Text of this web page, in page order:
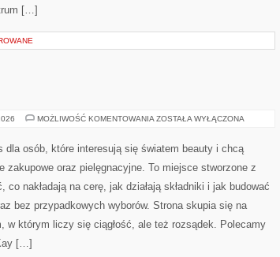
[…]
MOŻLIWOŚĆ KOMENTOWANIA KOSMETYKI
ZOSTAŁA WYŁĄCZONA
dla osób, które interesują się światem beauty i chcą
zakupowe oraz pielęgnacyjne. To miejsce stworzone z
nakładają na cerę, jak działają składniki i jak budować
bez przypadkowych wyborów. Strona skupia się na
w którym liczy się ciągłość, ale też rozsądek. Polecamy
[…]